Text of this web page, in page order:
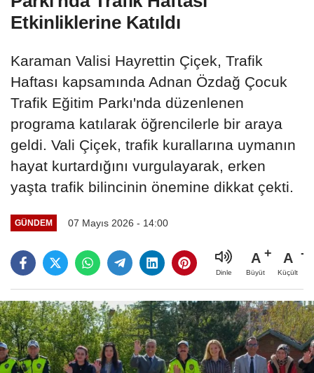
Etkinliklerine Katıldı
Karaman Valisi Hayrettin Çiçek, Trafik
Haftası kapsamında Adnan Özdağ Çocuk
Trafik Eğitim Parkı'nda düzenlenen
programa katılarak öğrencilerle bir araya
geldi. Vali Çiçek, trafik kurallarına uymanın
hayat kurtardığını vurgulayarak, erken
yaşta trafik bilincinin önemine dikkat çekti.
GÜNDEM 07 Mayıs 2026 - 14:00
Dinle
A
Büyüt
A
Küçült